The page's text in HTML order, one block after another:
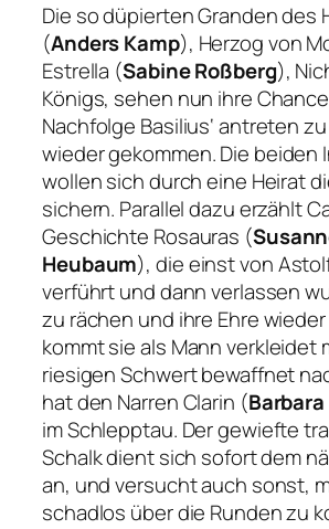
Die so düpierten Granden des
(Anders Kamp), Herzog von
Estrella (Sabine Roßberg),
Königs, sehen nun ihre
Nachfolge Basilius‘ antreten
wieder gekommen. Die beiden
wollen sich durch eine Heirat
sichern. Parallel dazu erzählt
Geschichte Rosauras (
Heubaum), die einst von
verführt und dann verlassen
zu rächen und ihre Ehre
kommt sie als Mann verkleidet
riesigen Schwert bewaffnet
hat den Narren Clarin (
im Schlepptau. Der gewiefte
Schalk dient sich sofort dem
an, und versucht auch sonst,
schadlos über die Runden zu